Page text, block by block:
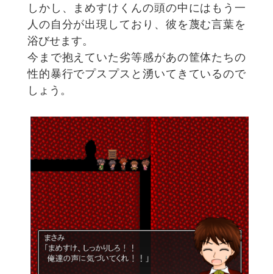
しかし、まめすけくんの頭の中にはもう一
人の自分が出現しており、彼を蔑む言葉を
浴びせます。
今まで抱えていた劣等感があの筐体たちの
性的暴行でプスプスと湧いてきているので
しょう。